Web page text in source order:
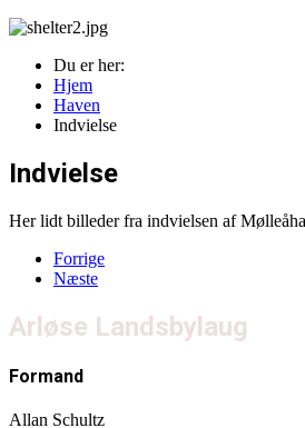
Du er her:
Hjem
Haven
Indvielse
Indvielse
Her lidt billeder fra indvielsen af
Forrige
Næste
Arløse Landsbylaug
Formand
Allan Schultz